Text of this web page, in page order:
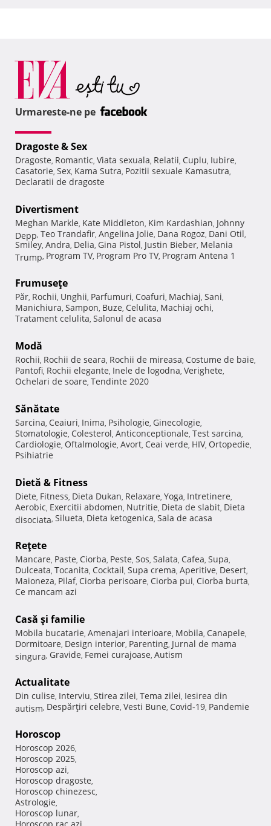
Urmareste-ne pe
Dragoste & Sex
Dragoste, Romantic, Viata sexuala, Relatii, Cuplu, Iubire,
Casatorie, Sex, Kama Sutra, Pozitii sexuale Kamasutra,
Declaratii de dragoste
Divertisment
Meghan Markle, Kate Middleton, Kim Kardashian, Johnny
Depp, Teo Trandafir, Angelina Jolie, Dana Rogoz, Dani Otil,
Smiley, Andra, Delia, Gina Pistol, Justin Bieber, Melania
Trump, Program TV, Program Pro TV, Program Antena 1
Frumuseţe
Păr, Rochii, Unghii, Parfumuri, Coafuri, Machiaj, Sani,
Manichiura, Sampon, Buze, Celulita, Machiaj ochi,
Tratament celulita, Salonul de acasa
Modă
Rochii, Rochii de seara, Rochii de mireasa, Costume de baie,
Pantofi, Rochii elegante, Inele de logodna, Verighete,
Ochelari de soare, Tendinte 2020
Sănătate
Sarcina, Ceaiuri, Inima, Psihologie, Ginecologie,
Stomatologie, Colesterol, Anticonceptionale, Test sarcina,
Cardiologie, Oftalmologie, Avort, Ceai verde, HIV, Ortopedie,
Psihiatrie
Dietă & Fitness
Diete, Fitness, Dieta Dukan, Relaxare, Yoga, Intretinere,
Aerobic, Exercitii abdomen, Nutritie, Dieta de slabit, Dieta
disociata, Silueta, Dieta ketogenica, Sala de acasa
Reţete
Mancare, Paste, Ciorba, Peste, Sos, Salata, Cafea, Supa,
Dulceata, Tocanita, Cocktail, Supa crema, Aperitive, Desert,
Maioneza, Pilaf, Ciorba perisoare, Ciorba pui, Ciorba burta,
Ce mancam azi
Casă şi familie
Mobila bucatarie, Amenajari interioare, Mobila, Canapele,
Dormitoare, Design interior, Parenting, Jurnal de mama
singura, Gravide, Femei curajoase, Autism
Actualitate
Din culise, Interviu, Stirea zilei, Tema zilei, Iesirea din
autism, Despărţiri celebre, Vesti Bune, Covid-19, Pandemie
Horoscop
Horoscop 2026,
Horoscop 2025,
Horoscop azi,
Horoscop dragoste,
Horoscop chinezesc,
Astrologie,
Horoscop lunar,